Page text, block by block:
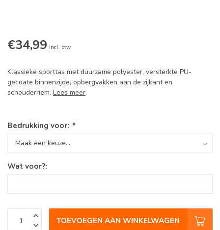
€34,99 Incl. btw
Klassieke sporttas met duurzame polyester, versterkte PU-
gecoate binnenzijde, opbergvakken aan de zijkant en
schouderriem. Lees meer.
Bedrukking voor: *
Wat voor?:
TOEVOEGEN AAN WINKELWAGEN